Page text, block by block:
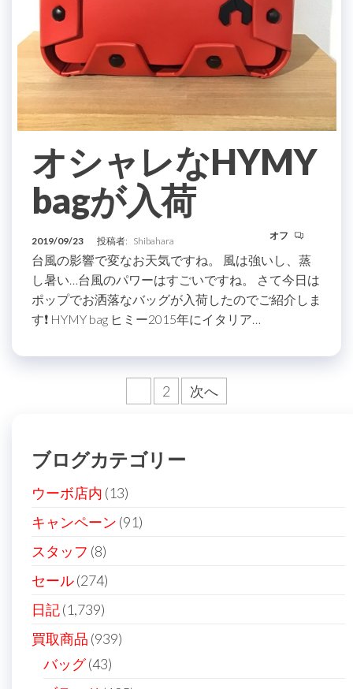
オシャレなHYMY
bagが入荷
2019/09/23 投稿者: Shibahara オフ
台風の影響で変なお天気ですね。 風は強いし、蒸
し暑い…台風のパワーはすごいですね。 さて今日は
ポップでお洒落なバッグが入荷したのでご紹介しま
す❗️ HYMY bag ヒミー2015年にイタリア…
ー
ジ
送
り
2 次へ
ブログカテゴリー
ウーボ店内 (13)
キャンペーン (91)
スタッフ (8)
セール(274)
日記(1,739)
買取商品 (939)
バッグ(43)